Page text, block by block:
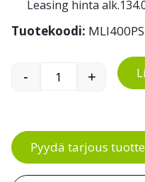
Leasing hinta alk.
Tuotekoodi: MLI400PS
Rocla
- +
Pyydä tarjous